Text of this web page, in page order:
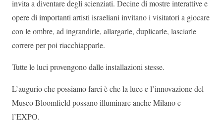
invita a diventare degli scienziati. Decine di mostre interattive e
opere di importanti artisti israeliani invitano i visitatori a giocare
con le ombre, ad ingrandirle, allargarle, duplicarle, lasciarle
correre per poi riacchiapparle.
Tutte le luci provengono dalle installazioni stesse.
L’augurio che possiamo farci è che la luce e l’innovazione del
Museo Bloomfield possano illuminare anche Milano e
l’EXPO.